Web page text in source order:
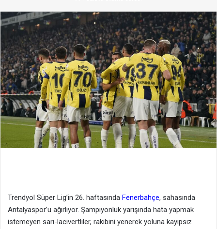
göndermek
Trendyol Süper Lig’in 26. haftasında Fenerbahçe, sahasında
Antalyaspor’u ağırlıyor. Şampiyonluk yarışında hata yapmak
istemeyen sarı-lacivertliler, rakibini yenerek yoluna kayıpsız